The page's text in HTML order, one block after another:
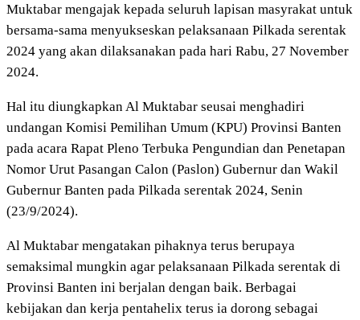
Muktabar mengajak kepada seluruh lapisan masyrakat untuk
bersama-sama menyukseskan pelaksanaan Pilkada serentak
2024 yang akan dilaksanakan pada hari Rabu, 27 November
2024.
Hal itu diungkapkan Al Muktabar seusai menghadiri
undangan Komisi Pemilihan Umum (KPU) Provinsi Banten
pada acara Rapat Pleno Terbuka Pengundian dan Penetapan
Nomor Urut Pasangan Calon (Paslon) Gubernur dan Wakil
Gubernur Banten pada Pilkada serentak 2024, Senin
(23/9/2024).
Al Muktabar mengatakan pihaknya terus berupaya
semaksimal mungkin agar pelaksanaan Pilkada serentak di
Provinsi Banten ini berjalan dengan baik. Berbagai
kebijakan dan kerja pentahelix terus ia dorong sebagai